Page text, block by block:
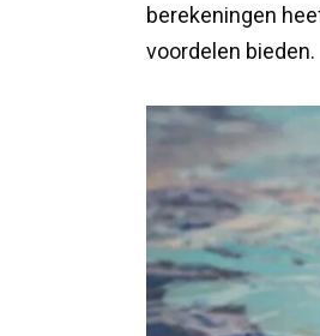
berekeningen
voordelen bieden.